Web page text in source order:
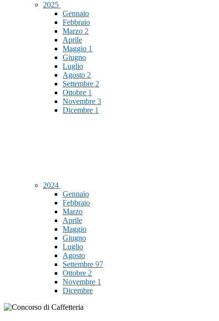
2025
Gennaio
Febbraio
Marzo 2
Aprile
Maggio 1
Giugno
Luglio
Agosto 2
Settembre 2
Ottobre 1
Novembre 3
Dicembre 1
2024
Gennaio
Febbraio
Marzo
Aprile
Maggio
Giugno
Luglio
Agosto
Settembre 97
Ottobre 2
Novembre 1
Dicembre